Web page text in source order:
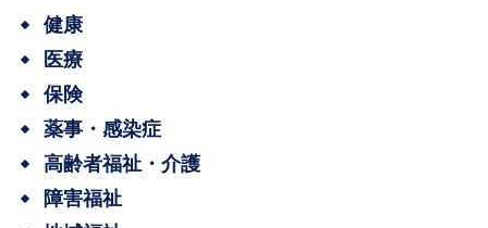
健康
医療
保険
薬事・感染症
高齢者福祉・介護
障害福祉